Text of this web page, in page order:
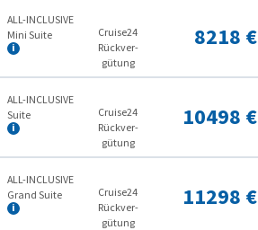
ALL-INCLUSIVE
Mini Suite
Cruise24
Rückver­
gütung
8218 €
ALL-INCLUSIVE
Suite
Cruise24
Rückver­
gütung
10498 €
ALL-INCLUSIVE
Grand Suite
Cruise24
Rückver­
gütung
11298 €